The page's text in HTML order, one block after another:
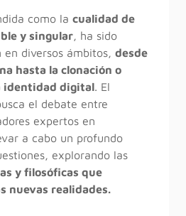
como la cualidad de
y singular, ha sido
en diversos ámbitos, desde
hasta la clonación o
identidad digital. El
el debate entre
expertos en
a cabo un profundo
explorando las
y filosóficas que
nuevas realidades.